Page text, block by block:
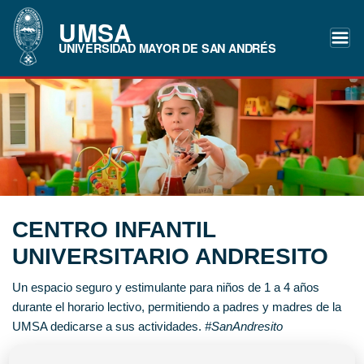
UMSA
UNIVERSIDAD MAYOR DE SAN ANDRÉS
CENTRO INFANTIL
UNIVERSITARIO ANDRESITO
Un espacio seguro y estimulante para niños de 1 a 4 años
durante el horario lectivo, permitiendo a padres y madres de la
UMSA dedicarse a sus actividades. #SanAndresito